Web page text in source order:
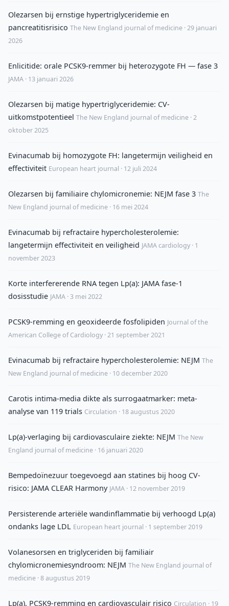
Olezarsen bij ernstige hypertriglyceridemie en
pancreatitisrisico The New England journal of medicine · 29 januari
2026
Enlicitide: orale PCSK9-remmer bij heterozygote FH — fase 3
JAMA · 13 januari 2026
Olezarsen bij matige hypertriglyceridemie: CV-
uitkomstpotentieel The New England journal of medicine · 2
oktober 2025
Evinacumab bij homozygote FH: langetermijn veiligheid en
effectiviteit European heart journal · 12 juli 2024
Olezarsen bij familiaire chylomicronemie: NEJM fase 3 The
New England journal of medicine · 16 mei 2024
Evinacumab bij refractaire hypercholesterolemie:
langetermijn effectiviteit en veiligheid JAMA cardiology · 1
november 2023
Korte interfererende RNA tegen Lp(a): JAMA fase-1
dosisstudie JAMA · 3 mei 2022
PCSK9-remming en geoxideerde fosfolipiden Journal of the
American College of Cardiology · 21 september 2021
Evinacumab bij refractaire hypercholesterolemie: NEJM The
New England journal of medicine · 10 december 2020
Carotis intima-media dikte als surrogaatmarker: meta-
analyse van 119 trials Circulation · 18 augustus 2020
Lp(a)-verlaging bij cardiovasculaire ziekte: NEJM The New
England journal of medicine · 16 januari 2020
Bempedoïnezuur toegevoegd aan statines bij hoog CV-
risico: JAMA CLEAR Harmony JAMA · 12 november 2019
Persisterende arteriële wandinflammatie bij verhoogd Lp(a)
ondanks lage LDL European heart journal · 1 september 2019
Volanesorsen en triglyceriden bij familiair
chylomicronemiesyndroom: NEJM The New England journal of
medicine · 8 augustus 2019
Lp(a), PCSK9-remming en cardiovasculair risico Circulation · 19